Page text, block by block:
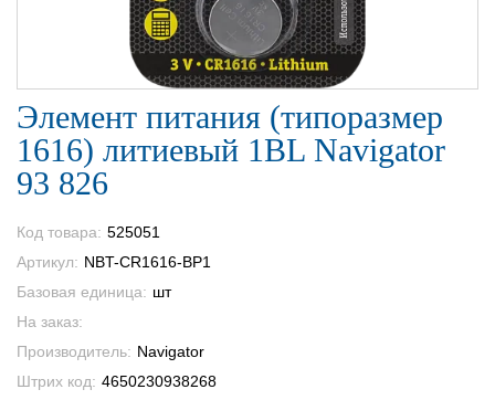
Элемент питания (типоразмер
1616) литиевый 1BL Navigator
93 826
Код товара: 525051
Артикул: NBT-CR1616-BP1
Базовая единица: шт
На заказ:
Производитель: Navigator
Штрих код: 4650230938268